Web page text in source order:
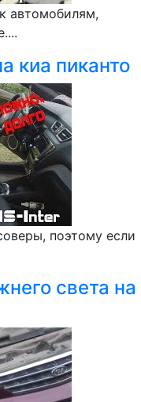
автомобилям,
киа пиканто
поэтому если
света на